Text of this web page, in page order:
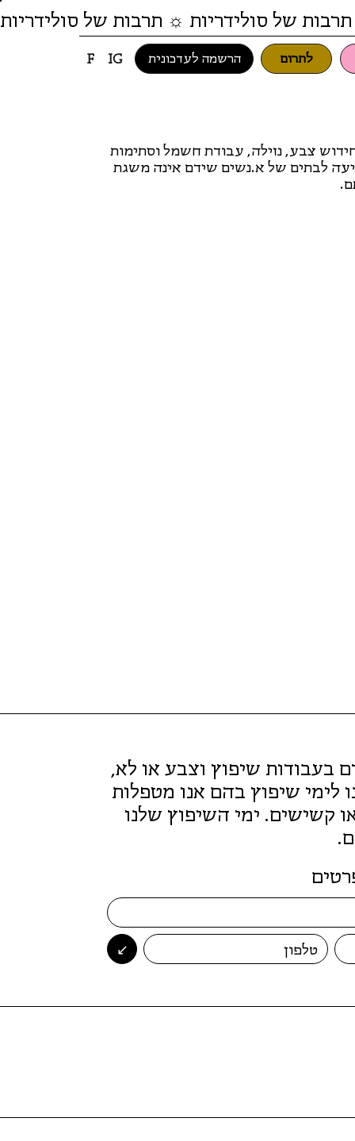
לתרום F IG הרשמה לעדכונית
של סולידריות ☼ תרבות של סולידריות
צבע, נזילה, עבודת חשמל וסתימות
לבתים של א.נשים שידם אינה משגת
בעבודות שיפוץ וצבע או לא,
לימי שיפוץ בהם אנו מטפלות
קשישים. ימי השיפוץ שלנו
↙